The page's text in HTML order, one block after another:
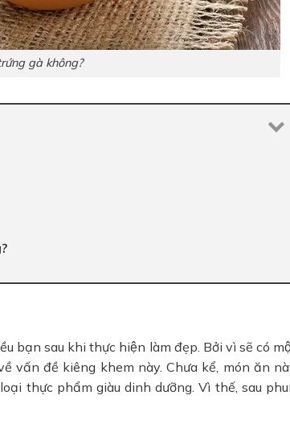
gà không?
bạn sau khi thực hiện làm đẹp. Bởi vì sẽ có
vấn đề kiêng khem này. Chưa kể, món ăn
thực phẩm giàu dinh dưỡng. Vì thế, sau